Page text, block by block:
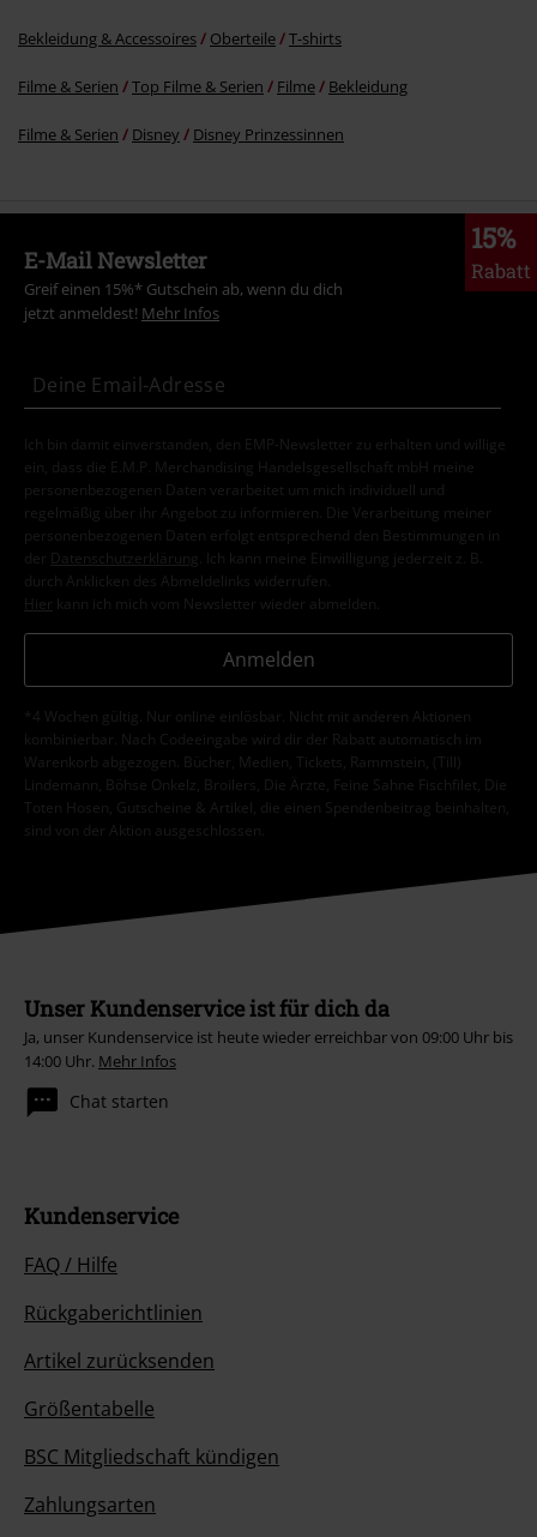
Bekleidung & Accessoires Oberteile T-shirts
Filme & Serien Top Filme & Serien Filme Bekleidung
Filme & Serien Disney Disney Prinzessinnen
15%
Rabatt
E-Mail Newsletter
Greif einen 15%* Gutschein ab, wenn du dich
jetzt anmeldest! Mehr Infos
Ich bin damit einverstanden, den EMP-Newsletter zu erhalten und willige
ein, dass die E.M.P. Merchandising Handelsgesellschaft mbH meine
personenbezogenen Daten verarbeitet um mich individuell und
regelmäßig über ihr Angebot zu informieren. Die Verarbeitung meiner
personenbezogenen Daten erfolgt entsprechend den Bestimmungen in
der
Datenschutzerklärung
. Ich kann meine Einwilligung jederzeit z. B.
durch Anklicken des Abmeldelinks widerrufen.
Hier kann ich mich vom Newsletter wieder abmelden.
Anmelden
*4 Wochen gültig. Nur online einlösbar. Nicht mit anderen Aktionen
kombinierbar. Nach Codeeingabe wird dir der Rabatt automatisch im
Warenkorb abgezogen. Bücher, Medien, Tickets, Rammstein, (Till)
Lindemann, Böhse Onkelz, Broilers, Die Ärzte, Feine Sahne Fischfilet, Die
Toten Hosen, Gutscheine & Artikel, die einen Spendenbeitrag beinhalten,
sind von der Aktion ausgeschlossen.
Unser Kundenservice ist für dich da
Ja, unser Kundenservice ist heute wieder erreichbar von 09:00 Uhr bis
14:00 Uhr. Mehr Infos
Chat starten
Kundenservice
FAQ / Hilfe
Rückgaberichtlinien
Artikel zurücksenden
Größentabelle
BSC Mitgliedschaft kündigen
Zahlungsarten